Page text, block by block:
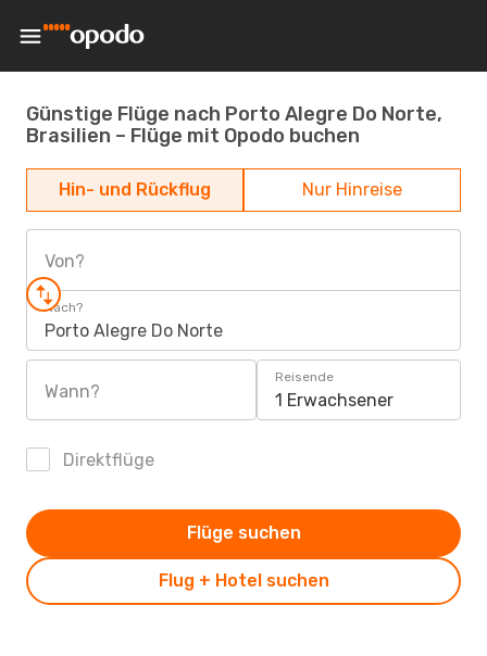
Günstige Flüge nach Porto Alegre Do Norte,
Brasilien – Flüge mit Opodo buchen
Hin- und Rückflug Nur Hinreise
Von?
Nach?
Porto Alegre Do Norte
Wann?
Reisende
1 Erwachsener
Direktflüge
Flug + Hotel suchen
Flüge suchen